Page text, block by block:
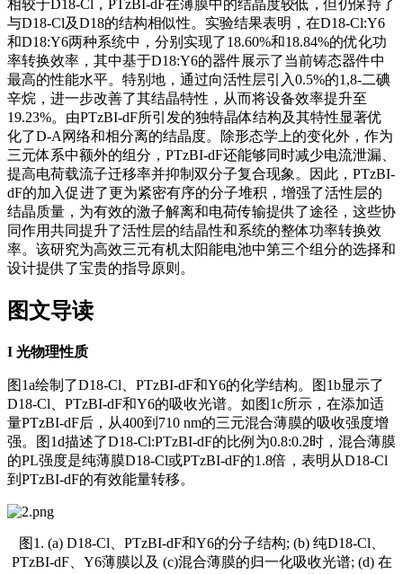
相较于D18-Cl，PTzBI-dF在薄膜中的结晶度较低，但仍保持了
与D18-Cl及D18的结构相似性。实验结果表明，在D18-Cl:Y6
和D18:Y6两种系统中，分别实现了18.60%和18.84%的优化功
率转换效率，其中基于D18:Y6的器件展示了当前铸态器件中
最高的性能水平。特别地，通过向活性层引入0.5%的1,8-二碘
辛烷，进一步改善了其结晶特性，从而将设备效率提升至
19.23%。由PTzBI-dF所引发的独特晶体结构及其特性显著优
化了D-A网络和相分离的结晶度。除形态学上的变化外，作为
三元体系中额外的组分，PTzBI-dF还能够同时减少电流泄漏、
提高电荷载流子迁移率并抑制双分子复合现象。因此，PTzBI-
dF的加入促进了更为紧密有序的分子堆积，增强了活性层的
结晶质量，为有效的激子解离和电荷传输提供了途径，这些协
同作用共同提升了活性层的结晶性和系统的整体功率转换效
率。该研究为高效三元有机太阳能电池中第三个组分的选择和
设计提供了宝贵的指导原则。
图文导读
I 光物理性质
图1a绘制了D18-Cl、PTzBI-dF和Y6的化学结构。图1b显示了
D18-Cl、PTzBI-dF和Y6的吸收光谱。如图1c所示，在添加适
量PTzBI-dF后，从400到710 nm的三元混合薄膜的吸收强度增
强。图1d描述了D18-Cl:PTzBI-dF的比例为0.8:0.2时，混合薄膜
的PL强度是纯薄膜D18-Cl或PTzBI-dF的1.8倍，表明从D18-Cl
到PTzBI-dF的有效能量转移。
图1. (a) D18-Cl、PTzBI-dF和Y6的分子结构; (b) 纯D18-Cl、
PTzBI-dF、Y6薄膜以及 (c)混合薄膜的归一化吸收光谱; (d) 在